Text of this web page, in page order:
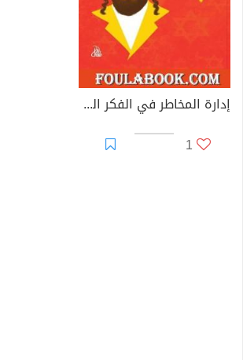
إدارة المخاطر في الفكر السياسي الإسرائيلي المعاصر: رؤية استشرافية
1